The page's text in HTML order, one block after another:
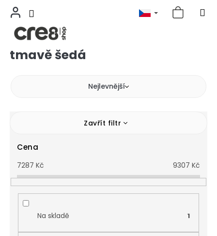
Přejíttmavě šedá
Nejlevnější
Zavřít filtr
Cena
7287 Kč 9307 Kč
Na skladě 1